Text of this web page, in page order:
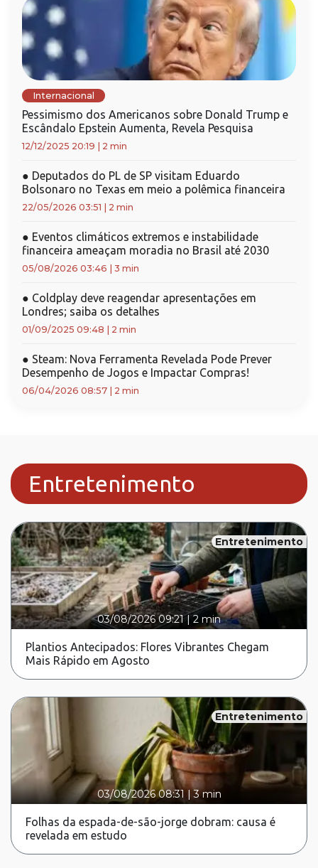
Internacional
Pessimismo dos Americanos sobre Donald Trump e
Escândalo Epstein Aumenta, Revela Pesquisa
12/12/2025 20:19 2 min
● Deputados do PL de SP visitam Eduardo
Bolsonaro no Texas em meio a polêmica financeira
22/05/2026 03:51 2 min
● Eventos climáticos extremos e instabilidade
financeira ameaçam moradia no Brasil até 2030
05/08/2026 03:46 3 min
● Coldplay deve reagendar apresentações em
Londres; saiba os detalhes
01/09/2025 09:48 2 min
● Steam: Nova Ferramenta Revelada Pode Prever
Desempenho de Jogos e Impactar Compras!
06/04/2026 08:57 2 min
Entretenimento
Entretenimento
03/08/2026 09:21|2 min
Plantios Antecipados: Flores Vibrantes Chegam
Mais Rápido em Agosto
Entretenimento
03/08/2026 08:31 |3 min
Folhas da espada-de-são-jorge dobram: causa é
revelada em estudo